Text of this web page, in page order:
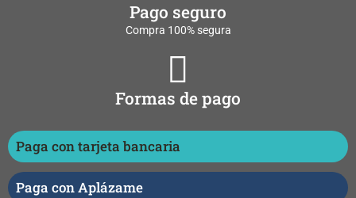
Pago seguro
Compra 100% segura
Formas de pago
Paga con tarjeta bancaria
Paga con Aplázame